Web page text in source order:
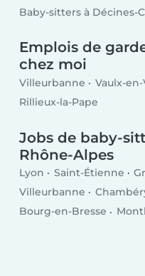
Baby-sitters à Décines-
Emplois de
chez moi
Villeurbanne Vaulx-
Rillieux-la-Pape
Jobs de baby-
Rhône-Alpes
Lyon Saint-Étienne
Villeurbanne
Bourg-en-Bresse